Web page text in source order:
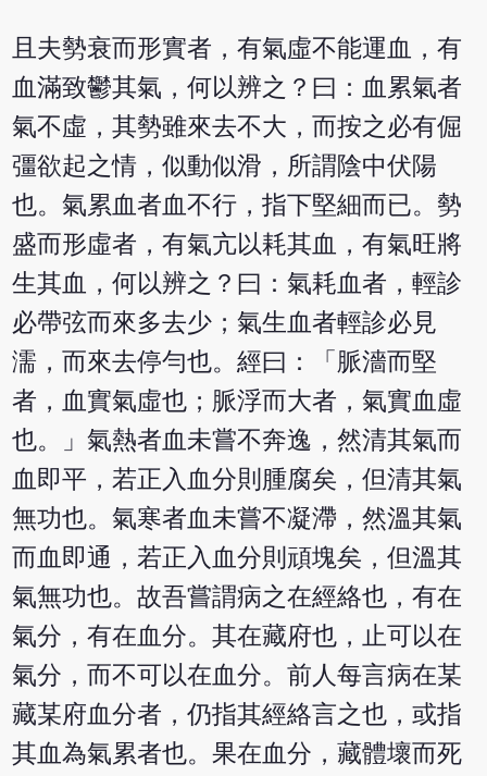
且夫勢衰而形實者，有氣虛不能運血，有
血滿致鬱其氣，何以辨之？曰：血累氣者
氣不虛，其勢雖來去不大，而按之必有倔
彊欲起之情，似動似滑，所謂陰中伏陽
也。氣累血者血不行，指下堅細而已。勢
盛而形虛者，有氣亢以耗其血，有氣旺將
生其血，何以辨之？曰：氣耗血者，輕診
必帶弦而來多去少；氣生血者輕診必見
濡，而來去停勻也。經曰：「脈濇而堅
者，血實氣虛也；脈浮而大者，氣實血虛
也。」氣熱者血未嘗不奔逸，然清其氣而
血即平，若正入血分則腫腐矣，但清其氣
無功也。氣寒者血未嘗不凝滯，然溫其氣
而血即通，若正入血分則頑塊矣，但溫其
氣無功也。故吾嘗謂病之在經絡也，有在
氣分，有在血分。其在藏府也，止可以在
氣分，而不可以在血分。前人每言病在某
藏某府血分者，仍指其經絡言之也，或指
其血為氣累者也。果在血分，藏體壞而死